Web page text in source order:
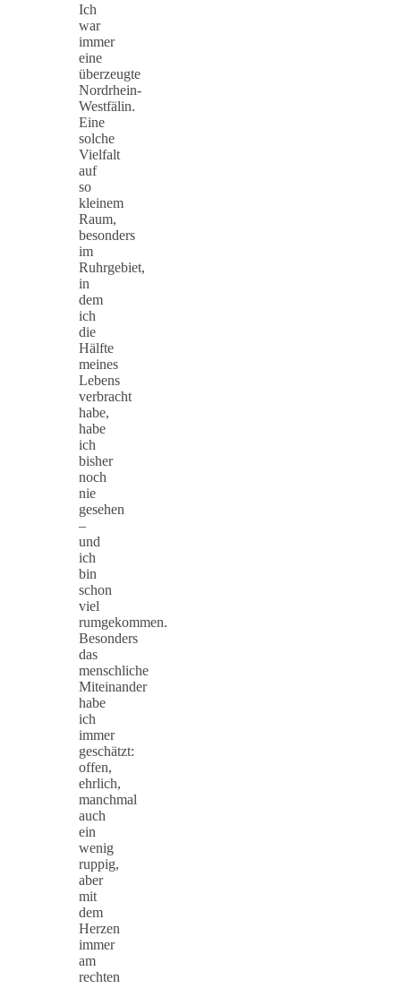
Ich
war
immer
eine
überzeugte
Nordrhein-
Westfälin.
Eine
solche
Vielfalt
auf
so
kleinem
Raum,
besonders
im
Ruhrgebiet,
in
dem
ich
die
Hälfte
meines
Lebens
verbracht
habe,
habe
ich
bisher
noch
nie
gesehen
–
und
ich
bin
schon
viel
rumgekommen.
Besonders
das
menschliche
Miteinander
habe
ich
immer
geschätzt:
offen,
ehrlich,
manchmal
auch
ein
wenig
ruppig,
aber
mit
dem
Herzen
immer
am
rechten